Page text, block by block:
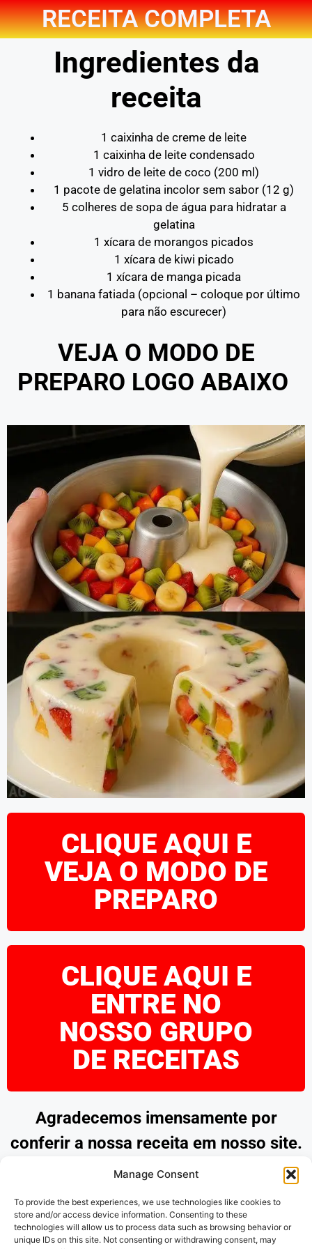
Manage Consent
To provide the best experiences, we use technologies like cookies to
store and/or access device information. Consenting to these
technologies will allow us to process data such as browsing behavior or
unique IDs on this site. Not consenting or withdrawing consent, may
RECEITA COMPLETA
Ingredientes da
receita
1 caixinha de creme de leite
1 caixinha de leite condensado
1 vidro de leite de coco (200 ml)
1 pacote de gelatina incolor sem sabor (12 g)
5 colheres de sopa de água para hidratar a
gelatina
1 xícara de morangos picados
1 xícara de kiwi picado
1 xícara de manga picada
1 banana fatiada (opcional – coloque por último
para não escurecer)
VEJA O MODO DE
PREPARO LOGO ABAIXO
CLIQUE AQUI E
VEJA O MODO DE
PREPARO
CLIQUE AQUI E
ENTRE NO
NOSSO GRUPO
DE RECEITAS
Agradecemos imensamente por
conferir a nossa receita em nosso site.
Esperamos que tenha encontrado
pratos deliciosos. Continue explorando
as nossas opções e desfrute de